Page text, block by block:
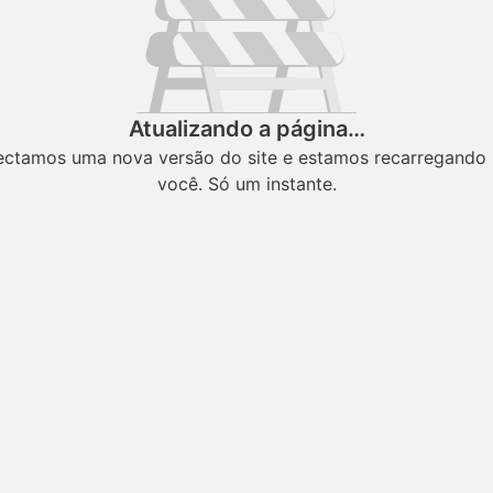
Atualizando a página…
uma nova versão do site e estamos recarregando
você. Só um instante.